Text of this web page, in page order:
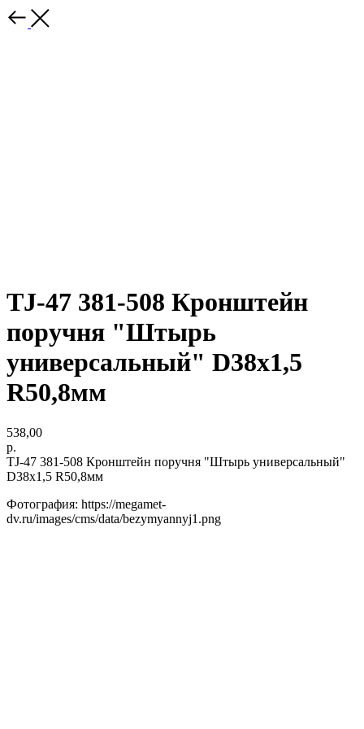
TJ-47 381-508 Кронштейн
поручня "Штырь
универсальный" D38х1,5
R50,8мм
538,00
р.
TJ-47 381-508 Кронштейн поручня "Штырь универсальный"
D38х1,5 R50,8мм
Фотография: https://megamet-
dv.ru/images/cms/data/bezymyannyj1.png